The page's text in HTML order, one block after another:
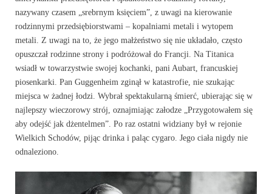
nazywany czasem „srebrnym księciem”, z uwagi na kierowanie
rodzinnymi przedsiębiorstwami – kopalniami metali i wytopem
metali. Z uwagi na to, że jego małżeństwo się nie układało, często
opuszczał rodzinne strony i podróżował do Francji. Na Titanica
wsiadł w towarzystwie swojej kochanki, pani Aubart, francuskiej
piosenkarki. Pan Guggenheim zginął w katastrofie, nie szukając
miejsca w żadnej łodzi. Wybrał spektakularną śmierć, ubierając się w
najlepszy wieczorowy strój, oznajmiając załodze „Przygotowałem się
aby odejść jak dżentelmen”. Po raz ostatni widziany był w rejonie
Wielkich Schodów, pijąc drinka i paląc cygaro. Jego ciała nigdy nie
odnaleziono.